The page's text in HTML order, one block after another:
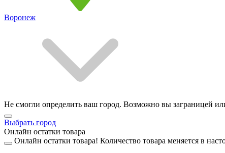
Воронеж
Не смогли определить ваш город. Возможно вы заграницей
Выбрать город
Онлайн остатки товара
Онлайн остатки товара! Количество товара меняется в